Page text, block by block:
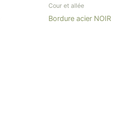
Cour et allée
Bordure acier NOIR